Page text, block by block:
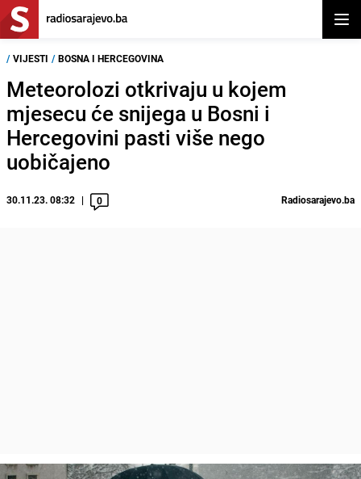
/ VIJESTI / BOSNA I HERCEGOVINA
Meteorolozi otkrivaju u kojem
mjesecu će snijega u Bosni i
Hercegovini pasti više nego
uobičajeno
30.11.23. 08:32 0 Radiosarajevo.ba